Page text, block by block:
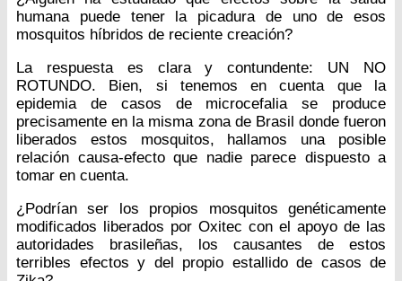
humana puede tener la picadura de uno de esos
mosquitos híbridos de reciente creación?
La respuesta es clara y contundente: UN NO
ROTUNDO. Bien, si tenemos en cuenta que la
epidemia de casos de microcefalia se produce
precisamente en la misma zona de Brasil donde fueron
liberados estos mosquitos, hallamos una posible
relación causa-efecto que nadie parece dispuesto a
tomar en cuenta.
¿Podrían ser los propios mosquitos genéticamente
modificados liberados por Oxitec con el apoyo de las
autoridades brasileñas, los causantes de estos
terribles efectos y del propio estallido de casos de